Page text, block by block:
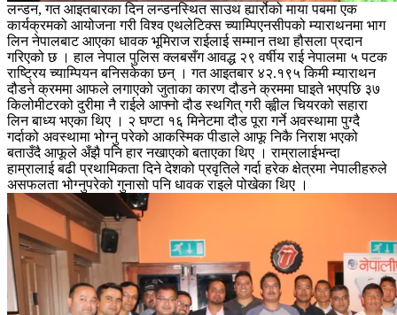
लन्डन, गत आइतबारका दिन लन्डनस्थित साउथ ह्यार्रोको माया पबमा एक
कार्यक्रमको आयोजना गरी विश्व एथलेटिक्स च्याम्पिएनसीपको म्याराथनमा भाग
लिन नेपालबाट आएका धावक भूमिराज राईलाई सम्मान तथा हौसला प्रदान
गरिएको छ । हाल नेपाल पुलिस क्लबसँग आवद्ध २९ वर्षीय राई नेपालमा ५ पटक
राष्ट्रिय च्याम्पियन बनिसकेका छन् । गत आइतबार ४२.१९५ किमी म्याराथन
दौडने क्रममा आफले लगाएको जुताका कारण दौडने क्रममा घाइते भएपछि ३७
किलोमीटरको दुरीमा नै राईले आफ्नो दौड स्थगित् गरी व्ह्वील चियरको सहारा
लिन बाध्य भएका थिए । २ घण्टा १६ मिनेटमा दौड पूरा गर्ने अवस्थामा पुग्दै
गर्दाको अवस्थामा भोग्नु परेको आकस्मिक पीडाले आफू निकै निराश भएको
बताउँदै आफूले अँझै पनि हार नखाएको बताएका थिए । राम्रालाईभन्दा
हाम्रालाई बढी प्रथामिकता दिने देशको प्रवृतिले गर्दा हरेक क्षेत्रमा नेपालीहरुले
असफलता भोग्नुपरेको गुनासो पनि धावक राइले पोखेका थिए ।